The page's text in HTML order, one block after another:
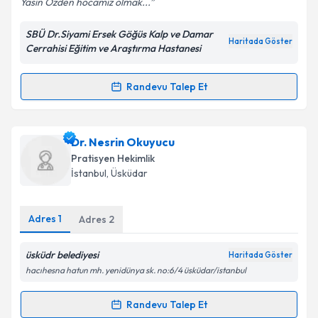
Kişisel verilerimin işlenmesine ilişkin
Aydınlatma
Metni'ni okudum ve kişisel verilerimin belirtilen
SBÜ Dr.Siyami Ersek Göğüs Kalp ve Damar
Cerrahisi Eğitim ve Araştırma Hastanesi
Haritada Göster
Randevu Talep Et
Randevu Takvimi Talebi
Op. Dr. Yasin Özdeniçin randevu takvimi talebi
oluşturun. Size bu uzmandan randevu almanız için bir
takvim hazırlandığında e-posta ile bilgilendireceğiz.
Kişisel verilerimin işlenmesine ilişkinAydınlatma
kapsamda işlenmesini kabul ediyorum.
Dr. Nesrin Okuyucu
Pratisyen Hekimlik
İstanbul, Üsküdar
Adres 1 Adres 2
üsküdr belediyesi Haritada Göster
hacıhesna hatun mh. yenidünya sk. no:6/4 üsküdar/istanbul
Randevu Talep Et
Randevu Takvimi Talebi